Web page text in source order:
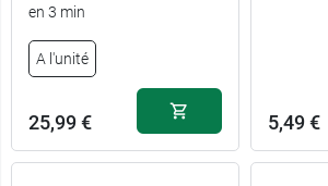
en 3 min
A l'unité
25,99 € 5,49 €